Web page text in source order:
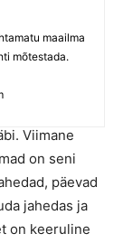
maailma
mõtestada.
Viimane
on seni
päevad
jahedas ja
on keeruline